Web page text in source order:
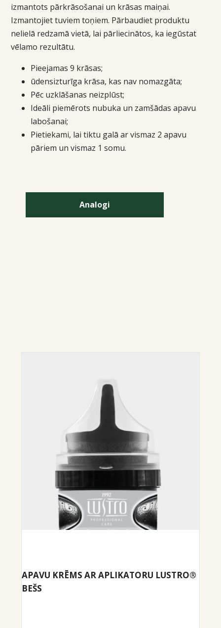
izmantots pārkrāsošanai un krāsas maiņai.
Izmantojiet tuviem toņiem. Pārbaudiet produktu
nelielā redzamā vietā, lai pārliecinātos, ka iegūstat
vēlamo rezultātu.
Pieejamas 9 krāsas;
ūdensizturīga krāsa, kas nav nomazgāta;
Pēc uzklāšanas neizplūst;
Ideāli piemērots nubuka un zamšādas apavu
labošanai;
Pietiekami, lai tiktu galā ar vismaz 2 apavu
pāriem un vismaz 1 somu.
Analogi
APAVU KRĒMS AR APLIKATORU LUSTRO®
BEŠS